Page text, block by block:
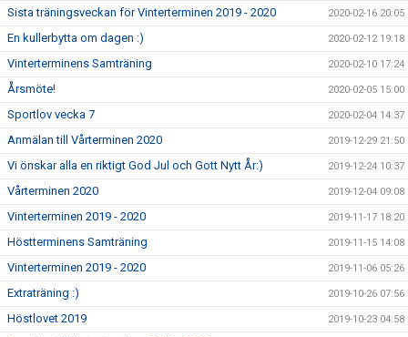
Sista träningsveckan för Vinterterminen 2019 - 2020 2020-02-16 20:05
En kullerbytta om dagen :) 2020-02-12 19:18
Vinterterminens Samträning 2020-02-10 17:24
Årsmöte! 2020-02-05 15:00
Sportlov vecka 7 2020-02-04 14:37
Anmälan till Vårterminen 2020 2019-12-29 21:50
Vi önskar alla en riktigt God Jul och Gott Nytt År:) 2019-12-24 10:37
Vårterminen 2020 2019-12-04 09:08
Vinterterminen 2019 - 2020 2019-11-17 18:20
Höstterminens Samträning 2019-11-15 14:08
Vinterterminen 2019 - 2020 2019-11-06 05:26
Extraträning :) 2019-10-26 07:56
Höstlovet 2019 2019-10-23 04:58